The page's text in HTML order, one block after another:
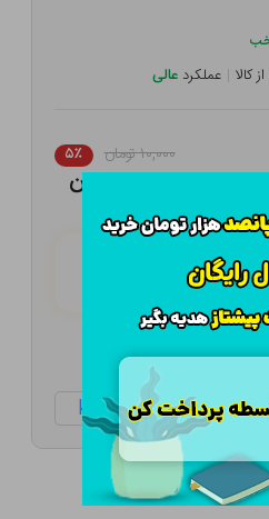
کالا | عملکرد عالی
۱۰,۰۰۰ تومان ۵٪
۹,۵۰۰ تومان
ketabtala.com/sbp-